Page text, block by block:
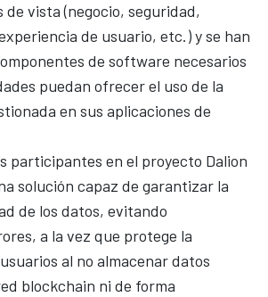
vista (negocio, seguridad,
de usuario, etc.) y se han
de software necesarios
puedan ofrecer el uso de la
en sus aplicaciones de
participantes en el proyecto Dalion
solución capaz de garantizar la
de los datos, evitando
a la vez que protege la
al no almacenar datos
blockchain ni de forma